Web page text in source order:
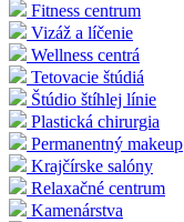
Fitness centrum
Vizáž a líčenie
Wellness centrá
Tetovacie štúdiá
Štúdio štíhlej línie
Plastická chirurgia
Permanentný makeup
Krajčírske salóny
Relaxačné centrum
Kamenárstva